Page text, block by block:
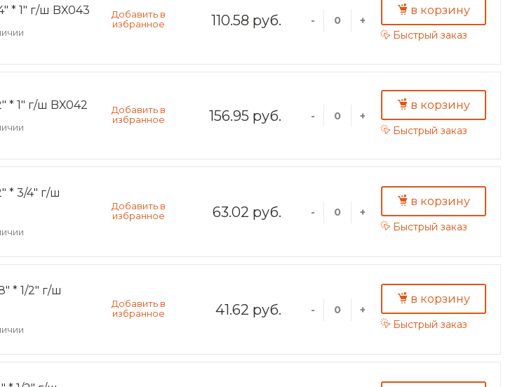
* 1" г/ш BX043
110.58 руб. - +
в корзину
Быстрый заказ
* 1" г/ш BX042
156.95 руб. - +
в корзину
Быстрый заказ
* 3/4" г/ш
63.02 руб. - +
в корзину
Быстрый заказ
* 1/2" г/ш
41.62 руб. - +
в корзину
Быстрый заказ